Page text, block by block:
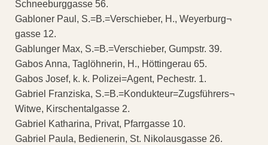
Schneeburggasse 56.
Gabloner Paul, S.=B.=Verschieber, H., Weyerburg¬
gasse 12.
Gablunger Max, S.=B.=Verschieber, Gumpstr. 39.
Gabos Anna, Taglöhnerin, H., Höttingerau 65.
Gabos Josef, k. k. Polizei=Agent, Pechestr. 1.
Gabriel Franziska, S.=B.=Kondukteur=Zugsführers¬
Witwe, Kirschentalgasse 2.
Gabriel Katharina, Privat, Pfarrgasse 10.
Gabriel Paula, Bedienerin, St. Nikolausgasse 26.